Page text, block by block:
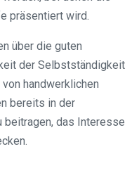
präsentiert wird.
über die guten
der Selbstständigkeit
handwerklichen
bereits in der
beitragen, das Interesse